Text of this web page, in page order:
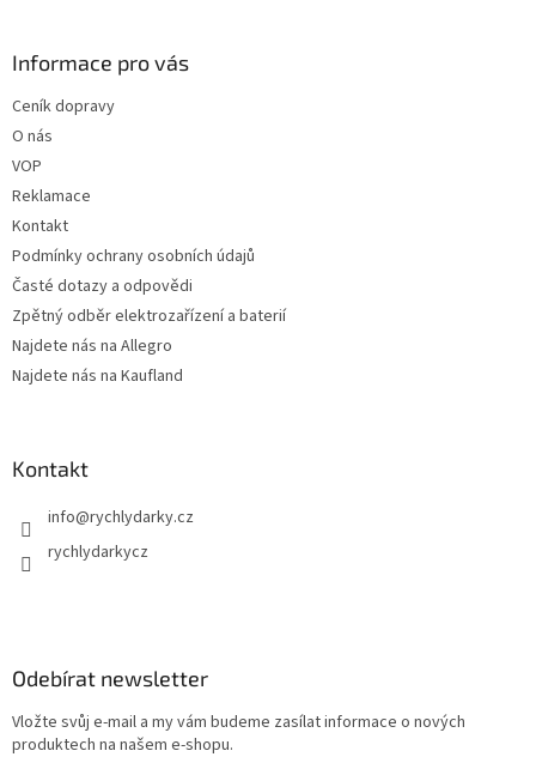
Informace pro vás
Ceník dopravy
O nás
VOP
Reklamace
Kontakt
Podmínky ochrany osobních údajů
Časté dotazy a odpovědi
Zpětný odběr elektrozařízení a baterií
Najdete nás na Allegro
Najdete nás na Kaufland
Kontakt
info@rychlydarky.cz
rychlydarkycz
Odebírat newsletter
Vložte svůj e-mail a my vám budeme zasílat informace o nových
produktech na našem e-shopu.